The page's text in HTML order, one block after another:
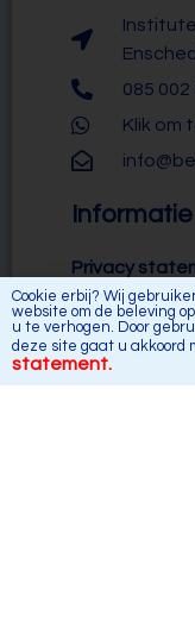
085 002
Klik om
Informatie
Privacy
Cookiebeleid
Disclaimer
Vacature
Cookie erbij? Wij
website om de beleving
u te verhogen. Door
deze site gaat u akkoord
statement.